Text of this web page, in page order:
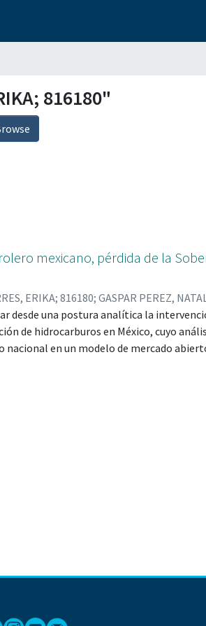
816180"
mexicano, pérdida de la
ERIKA; 816180; GASPAR PEREZ,
desde una postura analítica la
de hidrocarburos en México, cuyo
en un modelo de mercado
incrementando el riesgo energético